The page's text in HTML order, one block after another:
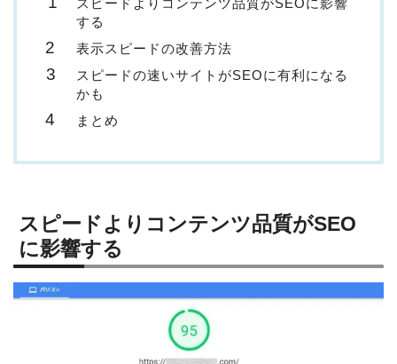
スピードよりコンテンツ品質がSEOに影響
する
表示スピードの改善方法
スピードの速いサイトがSEOに有利になる
かも
まとめ
スピードよりコンテンツ品質がSEO
に影響する